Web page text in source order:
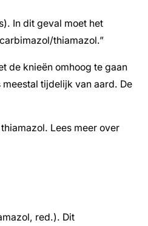
In dit geval moet het
thiamazol.”
de knieën omhoog te gaan
tijdelijk van aard. De
Lees meer over
red.). Dit